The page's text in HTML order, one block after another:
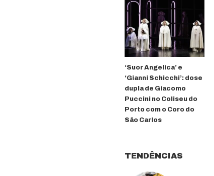
‘Suor Angelica’ e
‘Gianni Schicchi’: dose
dupla de Giacomo
Puccini no Coliseu do
Porto com o Coro do
São Carlos
TENDÊNCIAS